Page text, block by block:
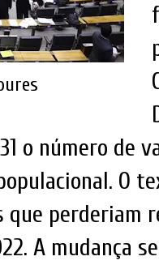
o número de
O
que perderiam
A mudança